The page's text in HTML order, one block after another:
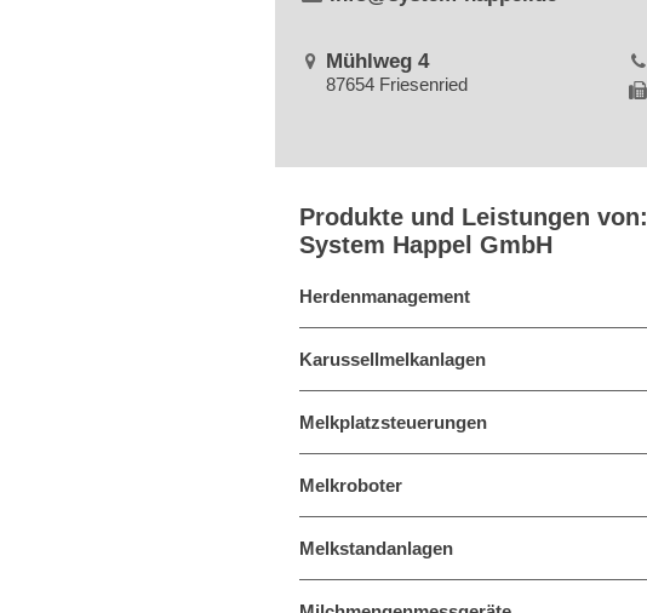
Mühlweg 4
87654 Friesenried
Produkte und Leistungen von:
System Happel GmbH
Herdenmanagement
Karussellmelkanlagen
Melkplatzsteuerungen
Melkroboter
Melkstandanlagen